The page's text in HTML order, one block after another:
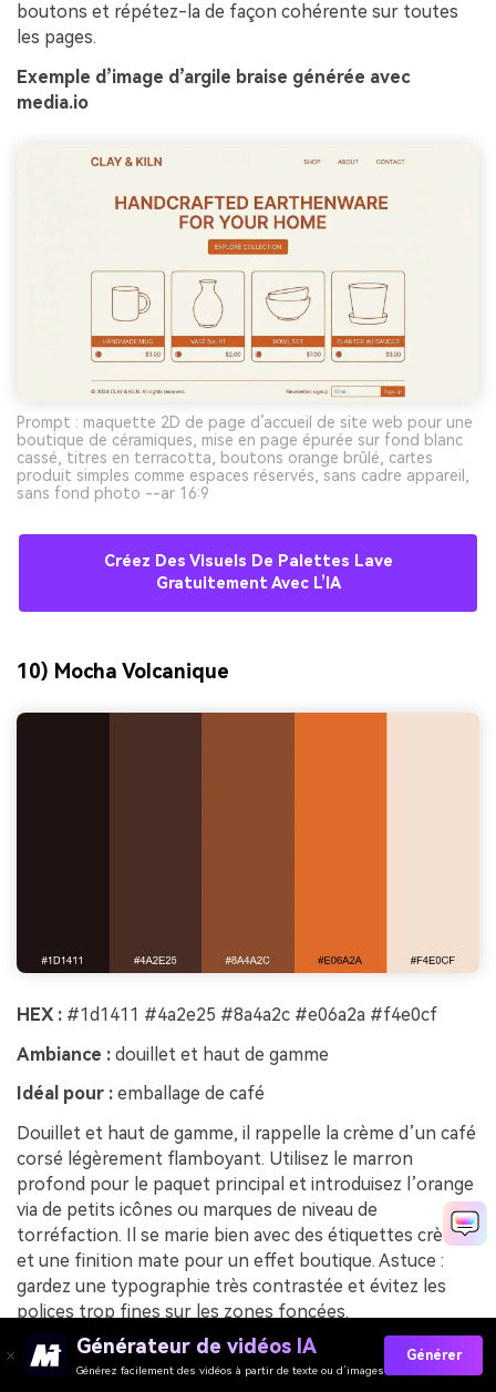
boutons et répétez-la de façon cohérente sur toutes
les pages.
Exemple d’image d’argile braise générée avec
media.io
Prompt : maquette 2D de page d’accueil de site web pour une
boutique de céramiques, mise en page épurée sur fond blanc
cassé, titres en terracotta, boutons orange brûlé, cartes
produit simples comme espaces réservés, sans cadre appareil,
sans fond photo --ar 16:9
Créez Des Visuels De Palettes Lave
Gratuitement Avec L’IA
10) Mocha Volcanique
HEX : #1d1411 #4a2e25 #8a4a2c #e06a2a #f4e0cf
Ambiance : douillet et haut de gamme
Idéal pour : emballage de café
Douillet et haut de gamme, il rappelle la crème d’un café
corsé légèrement flamboyant. Utilisez le marron
profond pour le paquet principal et introduisez l’orange
via de petits icônes ou marques de niveau de
torréfaction. Il se marie bien avec des étiquettes crème
et une finition mate pour un effet boutique. Astuce :
gardez une typographie très contrastée et évitez les
polices trop fines sur les zones foncées.
Exemple d’image de mocha volcanique générée avec
media.io
Générateur de vidéos IA
Générez facilement des vidéos à partir de texte ou d’images
Générer